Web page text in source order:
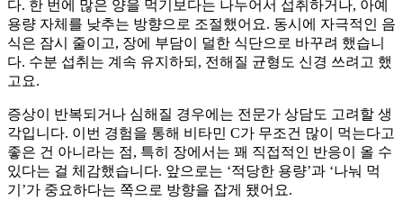
다. 한 번에 많은 양을 먹기보다는 나누어서 섭취하거나, 아예
용량 자체를 낮추는 방향으로 조절했어요. 동시에 자극적인 음
식은 잠시 줄이고, 장에 부담이 덜한 식단으로 바꾸려 했습니
다. 수분 섭취는 계속 유지하되, 전해질 균형도 신경 쓰려고 했
고요.
증상이 반복되거나 심해질 경우에는 전문가 상담도 고려할 생
각입니다. 이번 경험을 통해 비타민 C가 무조건 많이 먹는다고
좋은 건 아니라는 점, 특히 장에서는 꽤 직접적인 반응이 올 수
있다는 걸 체감했습니다. 앞으로는 ‘적당한 용량’과 ‘나눠 먹
기’가 중요하다는 쪽으로 방향을 잡게 됐어요.